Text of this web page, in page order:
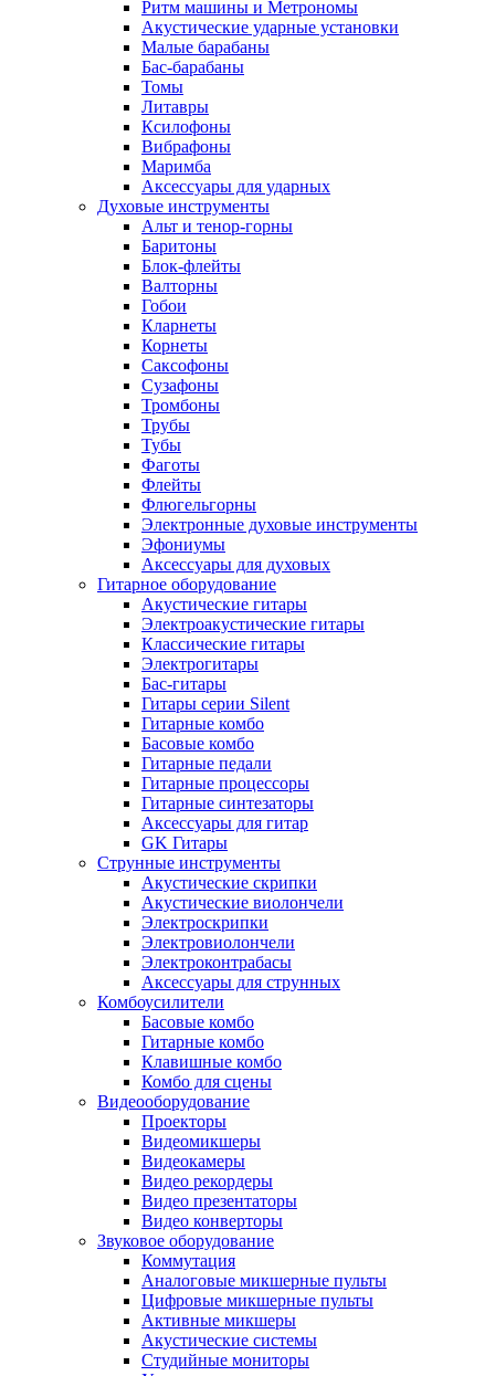
Ритм машины и Метрономы
Акустические ударные установки
Малые барабаны
Бас-барабаны
Томы
Литавры
Ксилофоны
Вибрафоны
Маримба
Аксессуары для ударных
Духовые инструменты
Альт и тенор-горны
Баритоны
Блок-флейты
Валторны
Гобои
Кларнеты
Корнеты
Саксофоны
Сузафоны
Тромбоны
Трубы
Тубы
Фаготы
Флейты
Флюгельгорны
Электронные духовые инструменты
Эфониумы
Аксессуары для духовых
Гитарное оборудование
Акустические гитары
Электроакустические гитары
Классические гитары
Электрогитары
Бас-гитары
Гитары серии Silent
Гитарные комбо
Басовые комбо
Гитарные педали
Гитарные процессоры
Гитарные синтезаторы
Аксессуары для гитар
GK Гитары
Струнные инструменты
Акустические скрипки
Акустические виолончели
Электроскрипки
Электровиолончели
Электроконтрабасы
Аксессуары для струнных
Комбоусилители
Басовые комбо
Гитарные комбо
Клавишные комбо
Комбо для сцены
Видеооборудование
Проекторы
Видеомикшеры
Видеокамеры
Видео рекордеры
Видео презентаторы
Видео конверторы
Звуковое оборудование
Коммутация
Аналоговые микшерные пульты
Цифровые микшерные пульты
Активные микшеры
Акустические системы
Студийные мониторы